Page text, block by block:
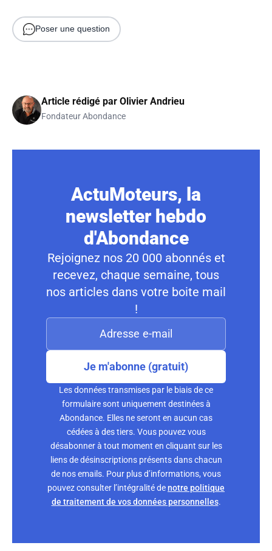
Poser une question
Article rédigé par Olivier Andrieu
Fondateur Abondance
ActuMoteurs, la
newsletter hebdo
d'Abondance
Rejoignez nos 20 000 abonnés et
recevez, chaque semaine, tous
nos articles dans votre boite mail
!
Je m'abonne (gratuit)
Les données transmises par le biais de ce
formulaire sont uniquement destinées à
Abondance. Elles ne seront en aucun cas
cédées à des tiers. Vous pouvez vous
désabonner à tout moment en cliquant sur les
liens de désinscriptions présents dans chacun
de nos emails. Pour plus d’informations, vous
pouvez consulter l’intégralité denotre politique
de traitement de vos données personnelles.